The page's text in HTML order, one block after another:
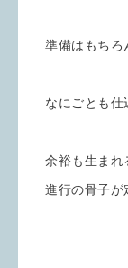
準備はもちろ
なにごとも仕
余裕も生まれ
進行の骨子が